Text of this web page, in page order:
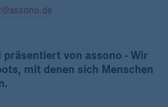
präsentiert von assono - Wir
mit denen sich Menschen